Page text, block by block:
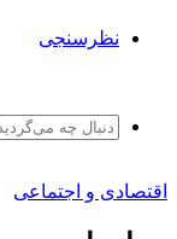
نظرسنجی
اقتصادی و اجتماعی